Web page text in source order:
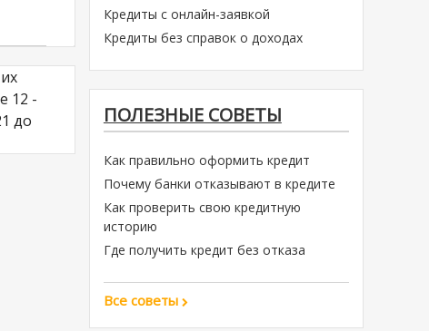
12 -
до
Кредиты с онлайн-заявкой
Кредиты без справок о доходах
ПОЛЕЗНЫЕ СОВЕТЫ
Как правильно оформить кредит
Почему банки отказывают в кредите
Как проверить свою кредитную
историю
Где получить кредит без отказа
Все советы